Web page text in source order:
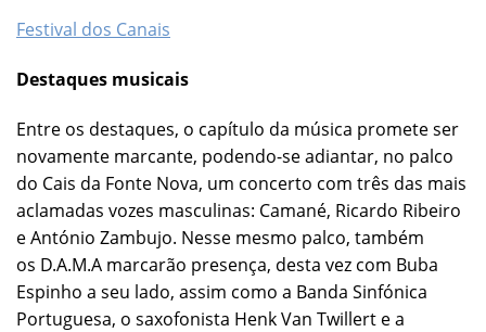
Festival dos Canais
Destaques musicais
Entre os destaques, o capítulo da música promete ser
novamente marcante, podendo-se adiantar, no palco
do Cais da Fonte Nova, um concerto com três das mais
aclamadas vozes masculinas: Camané, Ricardo Ribeiro
e António Zambujo. Nesse mesmo palco, também
os D.A.M.A marcarão presença, desta vez com Buba
Espinho a seu lado, assim como a Banda Sinfónica
Portuguesa, o saxofonista Henk Van Twillert e a